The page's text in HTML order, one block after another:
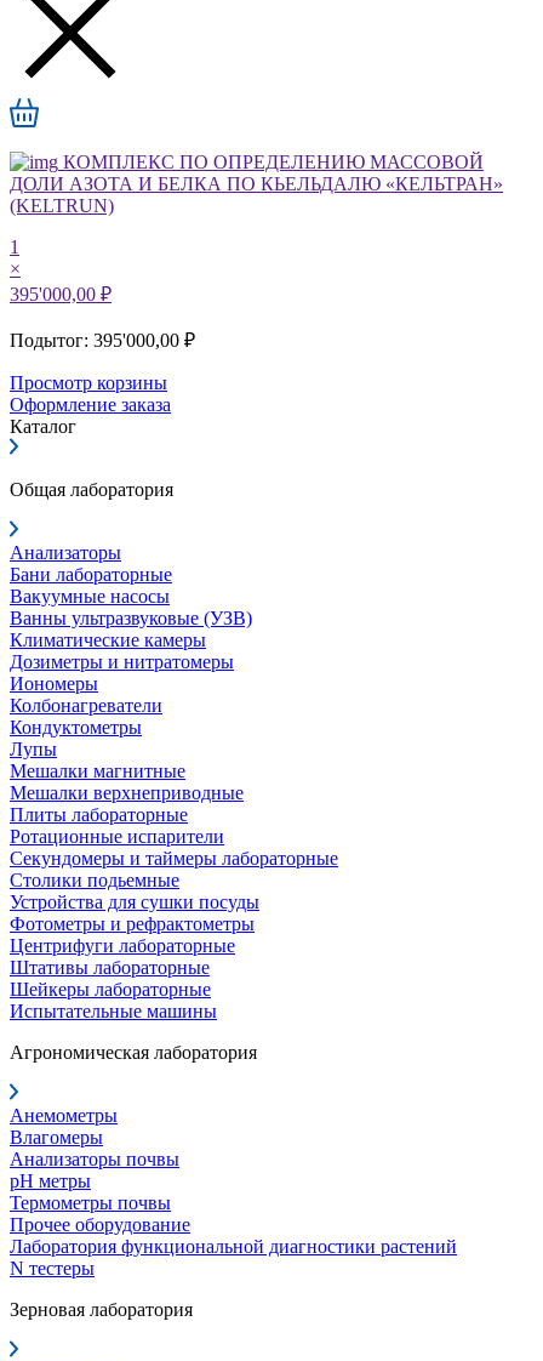
КОМПЛЕКС ПО ОПРЕДЕЛЕНИЮ МАССОВОЙ
ДОЛИ АЗОТА И БЕЛКА ПО КЬЕЛЬДАЛЮ «КЕЛЬТРАН»
(KELTRUN)
1
×
395'000,00 ₽
Подытог: 395'000,00 ₽
Просмотр корзины
Оформление заказа
Каталог
Общая лаборатория
Анализаторы
Бани лабораторные
Вакуумные насосы
Ванны ультразвуковые (УЗВ)
Климатические камеры
Дозиметры и нитратомеры
Иономеры
Колбонагреватели
Кондуктометры
Лупы
Мешалки магнитные
Мешалки верхнеприводные
Плиты лабораторные
Ротационные испарители
Секундомеры и таймеры лабораторные
Столики подьемные
Устройства для сушки посуды
Фотометры и рефрактометры
Центрифуги лабораторные
Штативы лабораторные
Шейкеры лабораторные
Испытательные машины
Агрономическая лаборатория
Анемометры
Влагомеры
Анализаторы почвы
pH метры
Термометры почвы
Прочее оборудование
Лаборатория функциональной диагностики растений
N тестеры
Зерновая лаборатория